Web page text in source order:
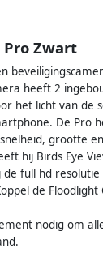
Zwart
heeft 2
het licht van de
De Pro
grootte
hij Birds Eye
full hd
de
nodig om